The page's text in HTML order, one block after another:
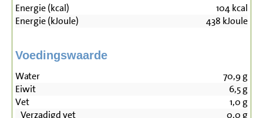
Energie (kcal) 104kcal
Energie (kJoule)
438 kJoule
Voedingswaarde
Water 70,9g
Eiwit
6,5g
Vet
1,0 g
Verzadigd vet
0,0 g